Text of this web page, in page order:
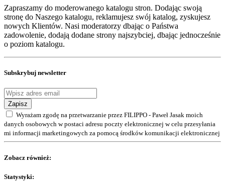
Zapraszamy do moderowanego katalogu stron. Dodając swoją
stronę do Naszego katalogu, reklamujesz swój katalog, zyskujesz
nowych Klientów. Nasi moderatorzy dbając o Państwa
zadowolenie, dodają dodane strony najszybciej, dbając jednocześnie
o poziom katalogu.
Subskrybuj newsletter
Zapisz
Wyrażam zgodę na przetwarzanie przez FILIPPO - Paweł Jasak moich
danych osobowych w postaci adresu poczty elektronicznej w celu przesyłania
mi informacji marketingowych za pomocą środków komunikacji elektronicznej
Zobacz również:
Statystyki: